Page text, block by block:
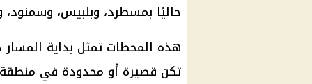
حاليًا بمسطرد، وبلبيس،
هذه المحطات تمثل بداية
تكن قصيرة أو محدودة في